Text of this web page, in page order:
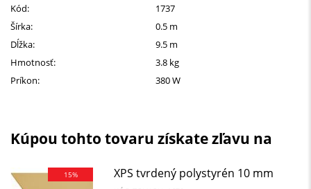
Kód:
1737
Šírka:
0.5 m
Dĺžka:
9.5 m
Hmotnosť:
3.8 kg
Príkon:
380 W
Kúpou tohto tovaru získate zľavu na
15% XPS tvrdený polystyrén 10 mm